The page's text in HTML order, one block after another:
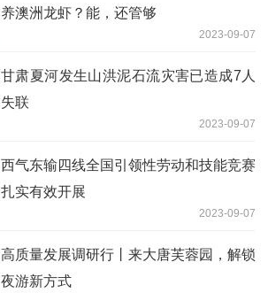
养澳洲龙虾？能，还管够
2023-09-07
甘肃夏河发生山洪泥石流灾害已造成7人
失联
2023-09-07
西气东输四线全国引领性劳动和技能竞赛
扎实有效开展
2023-09-07
高质量发展调研行丨来大唐芙蓉园，解锁
夜游新方式